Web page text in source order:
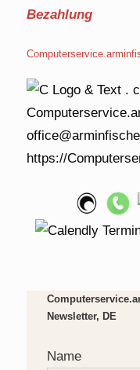
Bezahlung
Newsletter, DE
Name